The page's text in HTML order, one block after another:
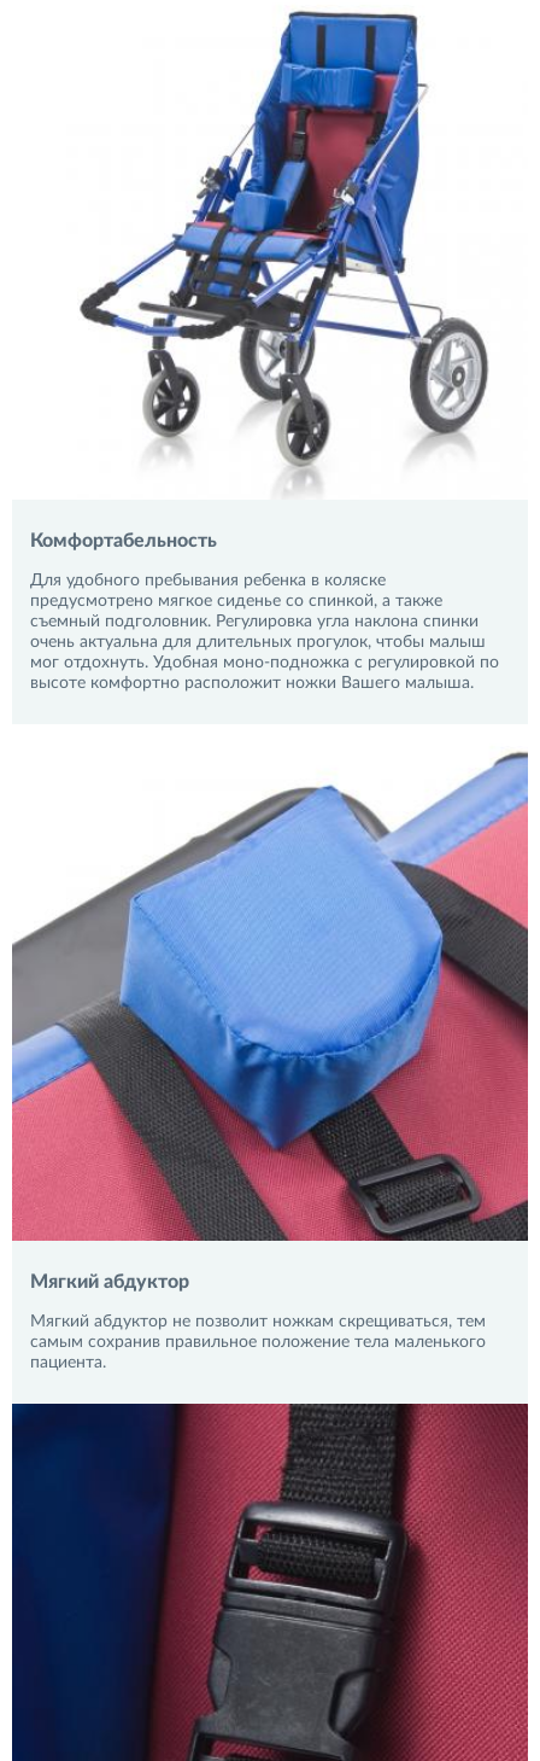
Комфортабельность
Для удобного пребывания ребенка в коляске
предусмотрено мягкое сиденье со спинкой, а также
съемный подголовник. Регулировка угла наклона спинки
очень актуальна для длительных прогулок, чтобы малыш
мог отдохнуть. Удобная моно-подножка с регулировкой по
высоте комфортно расположит ножки Вашего малыша.
Мягкий абдуктор
Мягкий абдуктор не позволит ножкам скрещиваться, тем
самым сохранив правильное положение тела маленького
пациента.